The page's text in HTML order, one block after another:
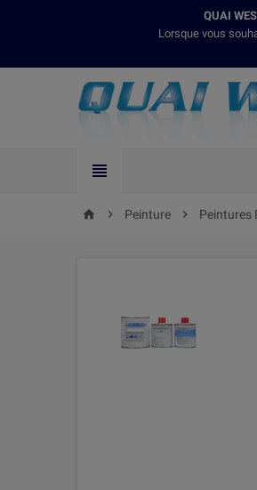
QUAI
Lorsque vous

home  Peinture  Peintures